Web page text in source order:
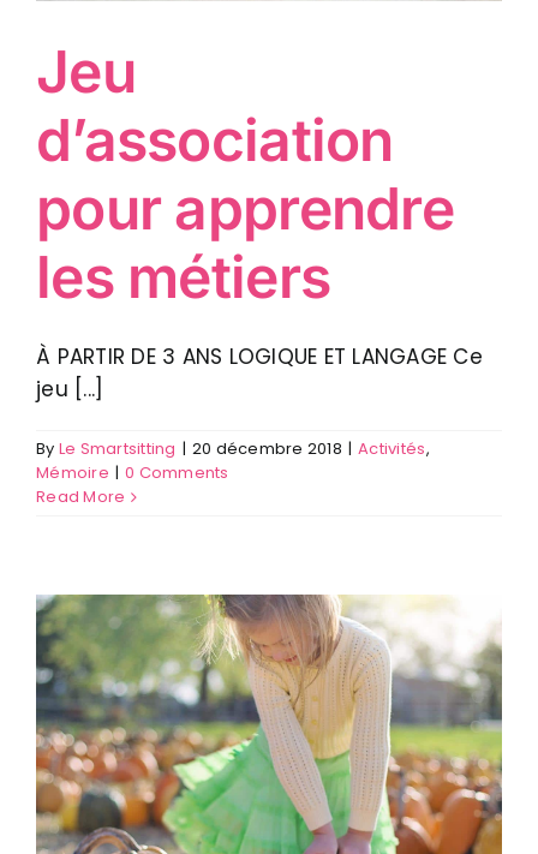
Jeu
d’association
pour apprendre
les métiers
À PARTIR DE 3 ANS LOGIQUE ET LANGAGE Ce
jeu [...]
By Le Smartsitting | 20 décembre 2018 | Activités,
Mémoire | 0 Comments
Read More